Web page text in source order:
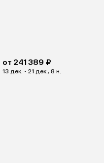
от 241 389 ₽
13 дек. - 21 дек., 8 н.